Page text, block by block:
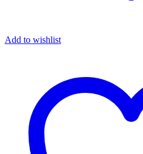
Add to wishlist